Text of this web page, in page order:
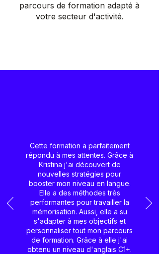
parcours de formation adapté à
votre secteur d'activité.
Cette formation a parfaitement
répondu à mes attentes. Grâce à
Kristina j'ai découvert de
nouvelles stratégies pour
booster mon niveau en langue.
Elle a des méthodes très
performantes pour travailler la
mémorisation. Aussi, elle a su
s'adapter à mes objectifs et
personnaliser tout mon parcours
de formation. Grâce à elle j'ai
obtenu un niveau d'anglais C1+.